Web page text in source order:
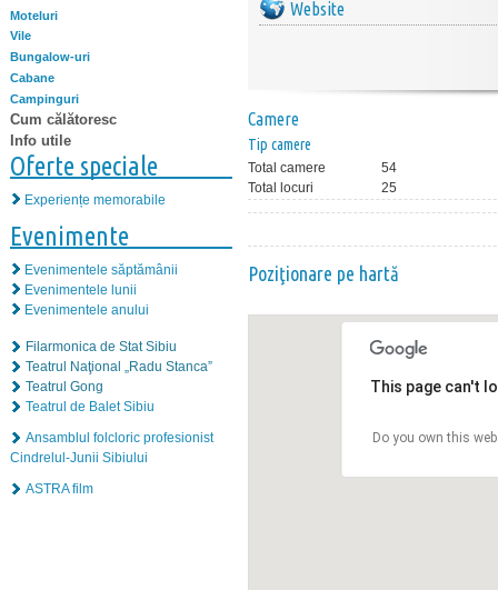
Moteluri
Vile
Bungalow-uri
Cabane
Campinguri
Cum călătoresc
Info utile
Oferte speciale
Experiențe memorabile
Evenimente
Evenimentele săptămânii
Evenimentele lunii
Evenimentele anului
Filarmonica de Stat Sibiu
Teatrul Naţional „Radu Stanca”
Teatrul Gong
Teatrul de Balet Sibiu
Ansamblul folcloric profesionist
Cindrelul-Junii Sibiului
ASTRA film
Website
Camere
Tip camere
Total camere
54
Total locuri
25
Poziţionare pe hartă
This page can't
Do you own this